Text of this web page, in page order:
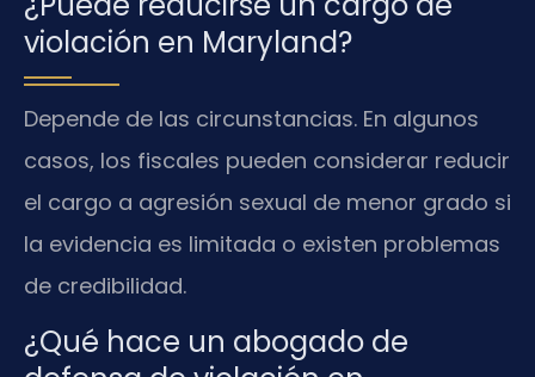
violación en Maryland?
Depende de las circunstancias. En algunos
casos, los fiscales pueden considerar reducir
el cargo a agresión sexual de menor grado si
la evidencia es limitada o existen problemas
de credibilidad.
¿Qué hace un abogado de